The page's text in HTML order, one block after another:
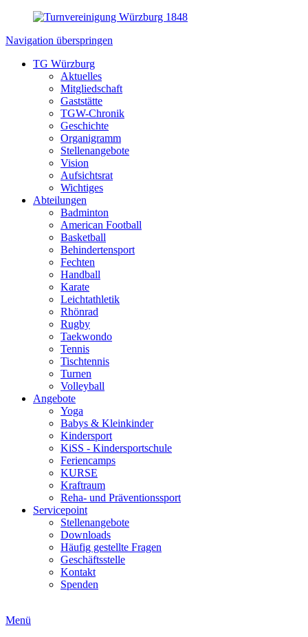
Navigation überspringen
TG Würzburg
Aktuelles
Mitgliedschaft
Gaststätte
TGW-Chronik
Geschichte
Organigramm
Stellenangebote
Vision
Aufsichtsrat
Wichtiges
Abteilungen
Badminton
American Football
Basketball
Behindertensport
Fechten
Handball
Karate
Leichtathletik
Rhönrad
Rugby
Taekwondo
Tennis
Tischtennis
Turnen
Volleyball
Angebote
Yoga
Babys & Kleinkinder
Kindersport
KiSS - Kindersportschule
Feriencamps
KURSE
Kraftraum
Reha- und Präventionssport
Servicepoint
Stellenangebote
Downloads
Häufig gestellte Fragen
Geschäftsstelle
Kontakt
Spenden
Menü